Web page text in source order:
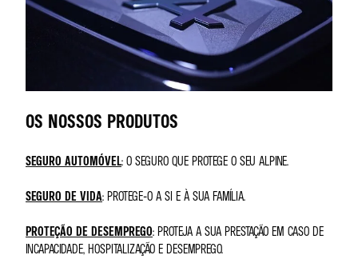
OS NOSSOS PRODUTOS
SEGURO AUTOMÓVEL: O SEGURO QUE PROTEGE O SEU ALPINE.
SEGURO DE VIDA: PROTEGE-O A SI E À SUA FAMÍLIA.
PROTEÇÃO DE DESEMPREGO: PROTEJA A SUA PRESTAÇÃO EM CASO DE
INCAPACIDADE, HOSPITALIZAÇÃO E DESEMPREGO.